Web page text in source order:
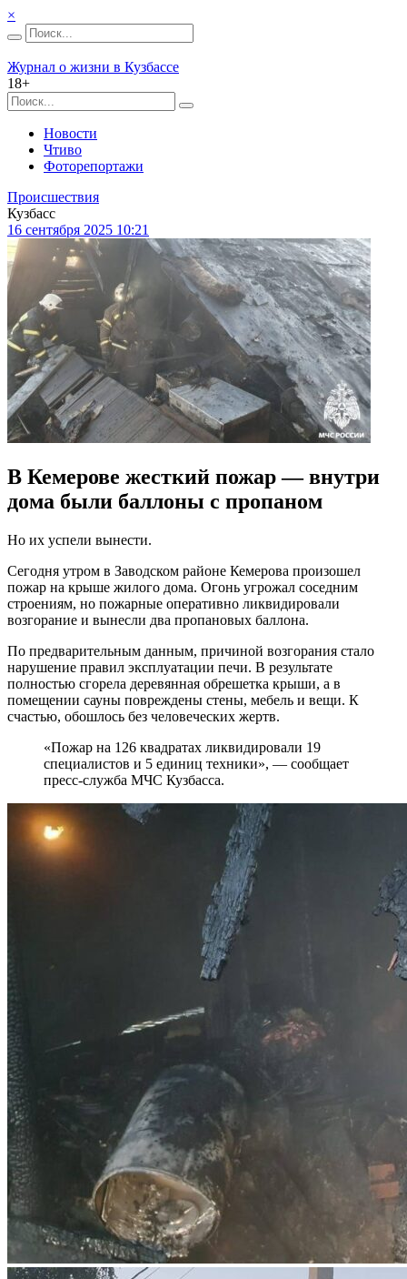
×
Журнал о жизни в Кузбассе
18+
Новости
Чтиво
Фоторепортажи
Происшествия
Кузбасс
16 сентября 2025 10:21
В Кемерове жесткий пожар — внутри
дома были баллоны с пропаном
Но их успели вынести.
Сегодня утром в Заводском районе Кемерова произошел
пожар на крыше жилого дома. Огонь угрожал соседним
строениям, но пожарные оперативно ликвидировали
возгорание и вынесли два пропановых баллона.
По предварительным данным, причиной возгорания стало
нарушение правил эксплуатации печи. В результате
полностью сгорела деревянная обрешетка крыши, а в
помещении сауны повреждены стены, мебель и вещи. К
счастью, обошлось без человеческих жертв.
«Пожар на 126 квадратах ликвидировали 19
специалистов и 5 единиц техники», — сообщает
пресс-служба МЧС Кузбасса.